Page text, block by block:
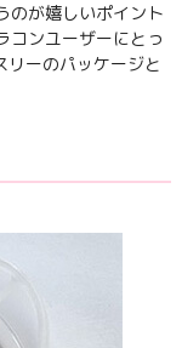
のが嬉しいポイント
コンユーザーにとっ
ーのパッケージと